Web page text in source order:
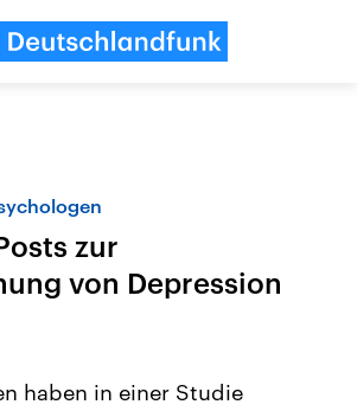
zur
von Depression
haben in einer Studie